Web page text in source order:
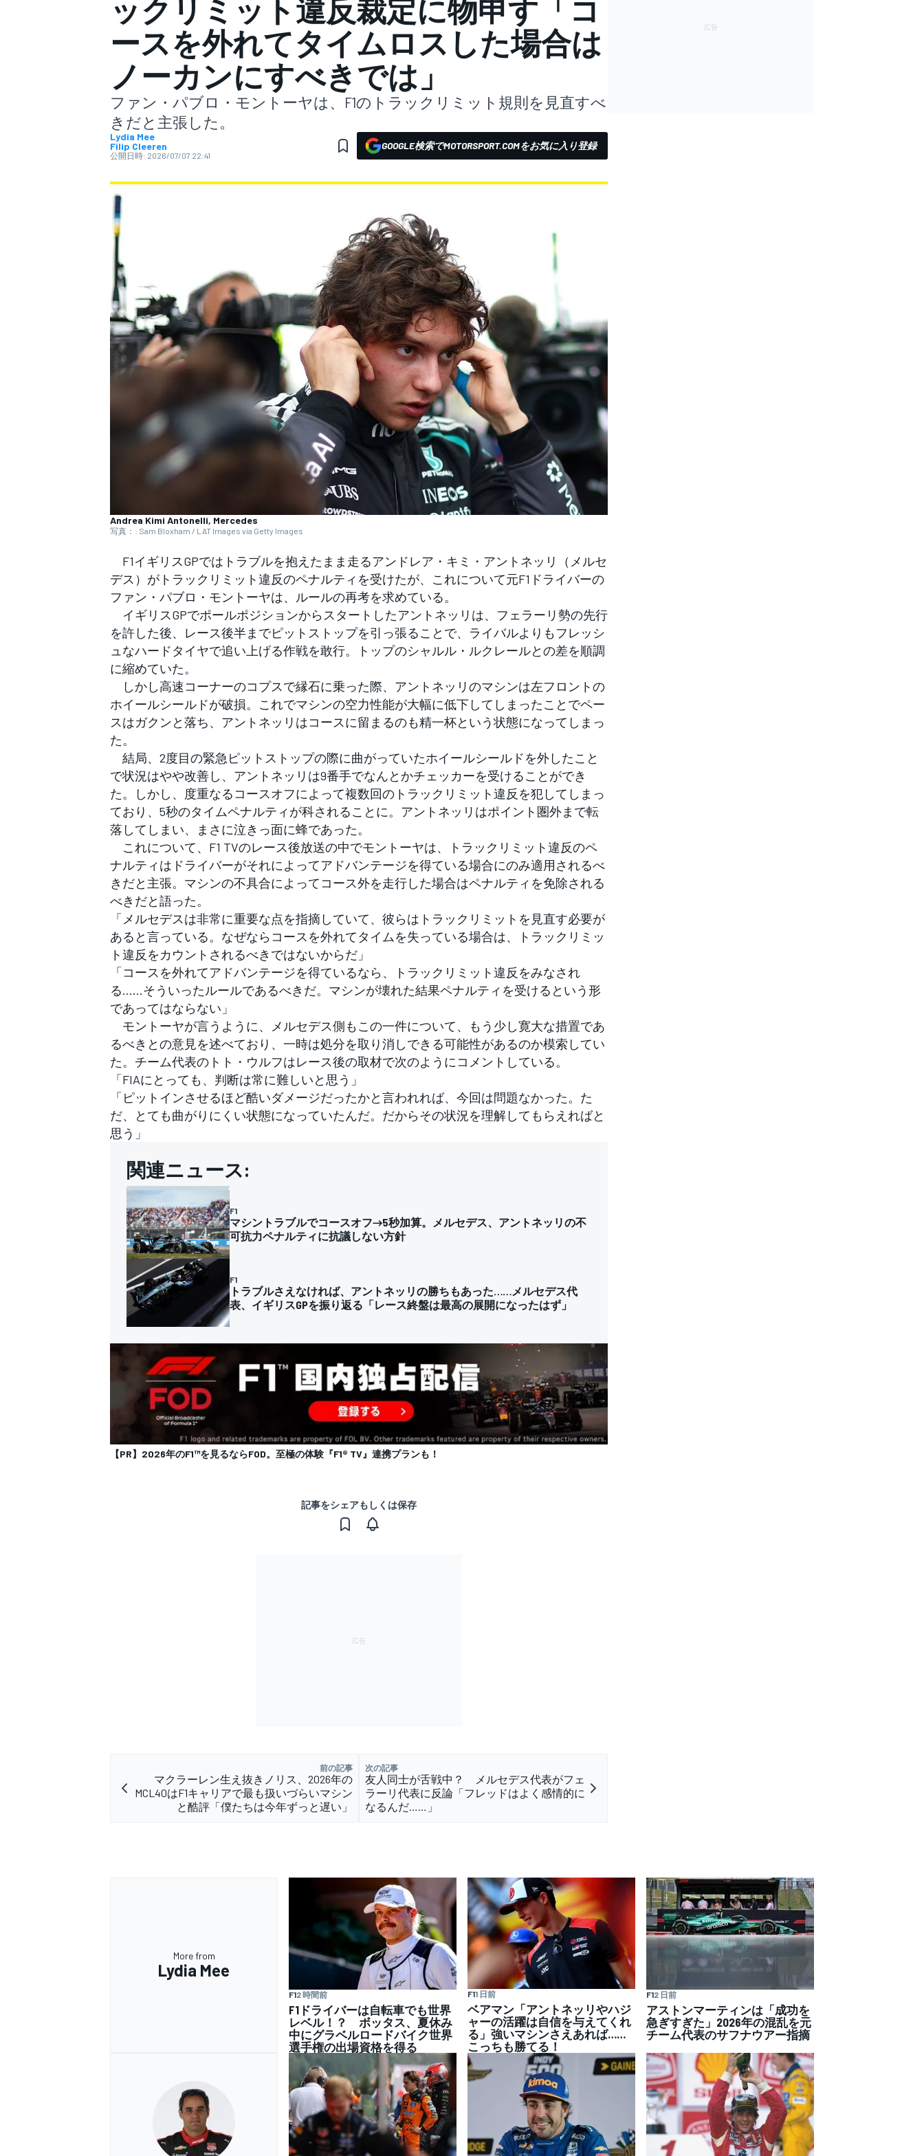
スーパーフォーミュラ
スーパーGT
WEC
フォーミュラE
すべてのカテゴリー
ックリミット違反裁定に物申す「コ
ースを外れてタイムロスした場合は
ノーカンにすべきでは」
ファン・パブロ・モントーヤは、F1のトラックリミット規則を見直すべ
きだと主張した。
Lydia Mee
Filip Cleeren
公開日時: 2026/07/07 22:41
GOOGLE検索でMOTORSPORT.COMをお気に入り登録
Andrea Kimi Antonelli, Mercedes
写真：: Sam Bloxham / LAT Images via Getty Images
F1イギリスGPではトラブルを抱えたまま走るアンドレア・キミ・アントネッリ（メルセ
デス）がトラックリミット違反のペナルティを受けたが、これについて元F1ドライバーの
ファン・パブロ・モントーヤは、ルールの再考を求めている。
イギリスGPでポールポジションからスタートしたアントネッリは、フェラーリ勢の先行
を許した後、レース後半までピットストップを引っ張ることで、ライバルよりもフレッシ
ュなハードタイヤで追い上げる作戦を敢行。トップのシャルル・ルクレールとの差を順調
に縮めていた。
しかし高速コーナーのコプスで縁石に乗った際、アントネッリのマシンは左フロントの
ホイールシールドが破損。これでマシンの空力性能が大幅に低下してしまったことでペー
スはガクンと落ち、アントネッリはコースに留まるのも精一杯という状態になってしまっ
た。
結局、2度目の緊急ピットストップの際に曲がっていたホイールシールドを外したこと
で状況はやや改善し、アントネッリは9番手でなんとかチェッカーを受けることができ
た。しかし、度重なるコースオフによって複数回のトラックリミット違反を犯してしまっ
ており、5秒のタイムペナルティが科されることに。アントネッリはポイント圏外まで転
落してしまい、まさに泣きっ面に蜂であった。
これについて、F1 TVのレース後放送の中でモントーヤは、トラックリミット違反のペ
ナルティはドライバーがそれによってアドバンテージを得ている場合にのみ適用されるべ
きだと主張。マシンの不具合によってコース外を走行した場合はペナルティを免除される
べきだと語った。
「メルセデスは非常に重要な点を指摘していて、彼らはトラックリミットを見直す必要が
あると言っている。なぜならコースを外れてタイムを失っている場合は、トラックリミッ
ト違反をカウントされるべきではないからだ」
「コースを外れてアドバンテージを得ているなら、トラックリミット違反をみなされ
る……そういったルールであるべきだ。マシンが壊れた結果ペナルティを受けるという形
であってはならない」
モントーヤが言うように、メルセデス側もこの一件について、もう少し寛大な措置であ
るべきとの意見を述べており、一時は処分を取り消しできる可能性があるのか模索してい
た。チーム代表のトト・ウルフはレース後の取材で次のようにコメントしている。
「FIAにとっても、判断は常に難しいと思う」
「ピットインさせるほど酷いダメージだったかと言われれば、今回は問題なかった。た
だ、とても曲がりにくい状態になっていたんだ。だからその状況を理解してもらえればと
思う」
関連ニュース:
F1
マシントラブルでコースオフ→5秒加算。メルセデス、アントネッリの不
可抗力ペナルティに抗議しない方針
F1
トラブルさえなければ、アントネッリの勝ちもあった……メルセデス代
表、イギリスGPを振り返る「レース終盤は最高の展開になったはず」
【PR】2026年のF1™を見るならFOD。至極の体験『F1® TV』連携プランも！
記事をシェアもしくは保存
前の記事
マクラーレン生え抜きノリス、2026年の
MCL40はF1キャリアで最も扱いづらいマシン
と酷評「僕たちは今年ずっと遅い」
次の記事
友人同士が舌戦中？ メルセデス代表がフェ
ラーリ代表に反論「フレッドはよく感情的に
なるんだ……」
More from
Lydia Mee
F12 時間前
F1ドライバーは自転車でも世界
レベル！？ ボッタス、夏休み
中にグラベルロードバイク世界
選手権の出場資格を得る
F11 日前
ベアマン「アントネッリやハジ
ャーの活躍は自信を与えてくれ
る」強いマシンさえあれば……
こっちも勝てる！
F12 日前
アストンマーティンは「成功を
急ぎすぎた」2026年の混乱を元
チーム代表のサフナウアー指摘